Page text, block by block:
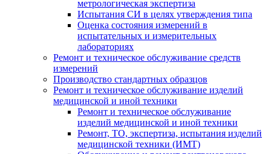
метрологическая экспертиза
Испытания СИ в целях утверждения типа
Оценка состояния измерений в
испытательных и измерительных
лабораториях
Ремонт и техническое обслуживание средств
измерений
Производство стандартных образцов
Ремонт и техническое обслуживание изделий
медицинской и иной техники
Ремонт и техническое обслуживание
изделий медицинской и иной техники
Ремонт, ТО, экспертиза, испытания изделий
медицинской техники (ИМТ)